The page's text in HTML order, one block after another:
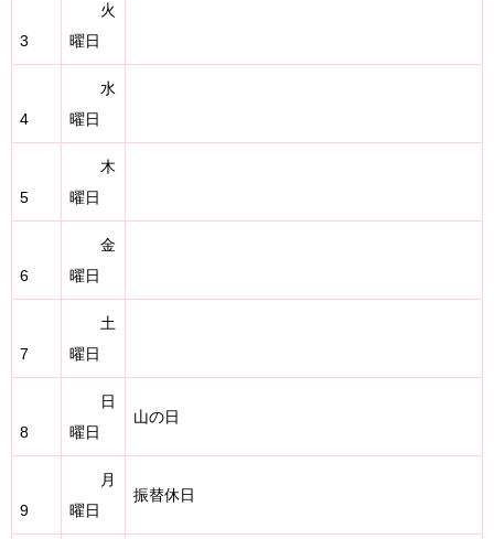
3
火
曜日
4
水
曜日
5
木
曜日
6
金
曜日
7
土
曜日
8
日
曜日
山の日
9
月
曜日
振替休日